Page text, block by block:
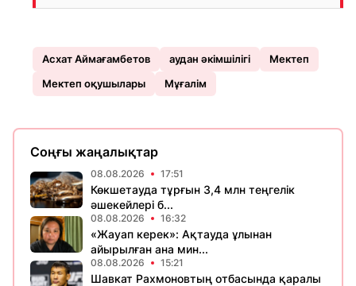
Асхат Аймағамбетов аудан әкімшілігі
Мектеп
Мектеп оқушылары
Мұғалім
Соңғы жаңалықтар
08.08.2026 17:51
Көкшетауда тұрғын 3,4 млн теңгелік
әшекейлері б...
08.08.2026 16:32
«Жауап керек»: Ақтауда ұлынан
айырылған ана мин...
08.08.2026 15:21
Шавкат Рахмоновтың отбасында қаралы